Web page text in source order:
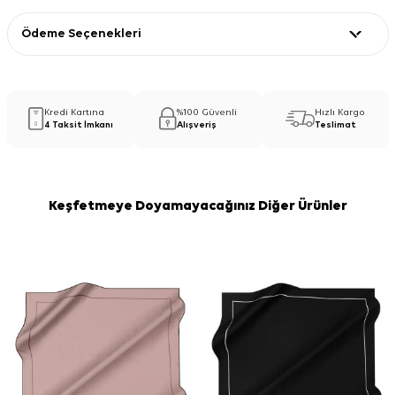
Ödeme Seçenekleri
Kredi Kartına
4 Taksit İmkanı
%100 Güvenli
Alışveriş
Hızlı Kargo
Teslimat
Keşfetmeye Doyamayacağınız Diğer Ürünler